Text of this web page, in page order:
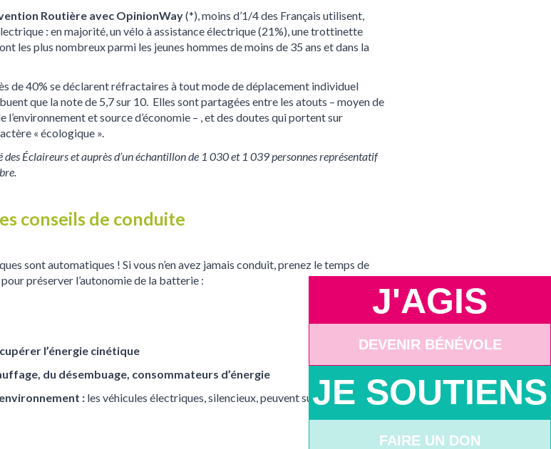
J'AGIS
DEVENIR BÉNÉVOLE
JE SOUTIENS
FAIRE UN DON
Routière avec OpinionWay(*), moins d’1/4 des Français utilisent,
: en majorité, un vélo à assistance électrique (21%), une trottinette
les plus nombreux parmi les jeunes hommes de moins de 35 ans et dans la
de 40% se déclarent réfractaires à tout mode de déplacement individuel
que la note de 5,7 sur 10. Elles sont partagées entre les atouts – moyen de
et source d’économie – , et des doutes qui portent sur
« écologique ».
Éclaireurs et auprès d’un échantillon de 1 030 et 1 039 personnes représentatif
conseils de conduite
sont automatiques ! Si vous n’en avez jamais conduit, prenez le temps de
préserver l’autonomie de la batterie :
l’énergie cinétique
du désembuage, consommateurs d’énergie
: les véhicules électriques, silencieux, peuvent surprendre les